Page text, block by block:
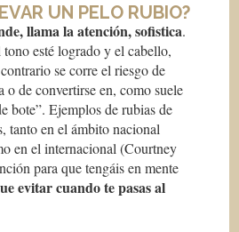
UN PELO RUBIO?
llama la atención, sofistica.
esté logrado y el cabello,
se corre el riesgo de
o de convertirse en, como suele
bote”. Ejemplos de rubias de
tanto en el ámbito nacional
en el internacional (Courtney
para que tengáis en mente
evitar cuando te pasas al